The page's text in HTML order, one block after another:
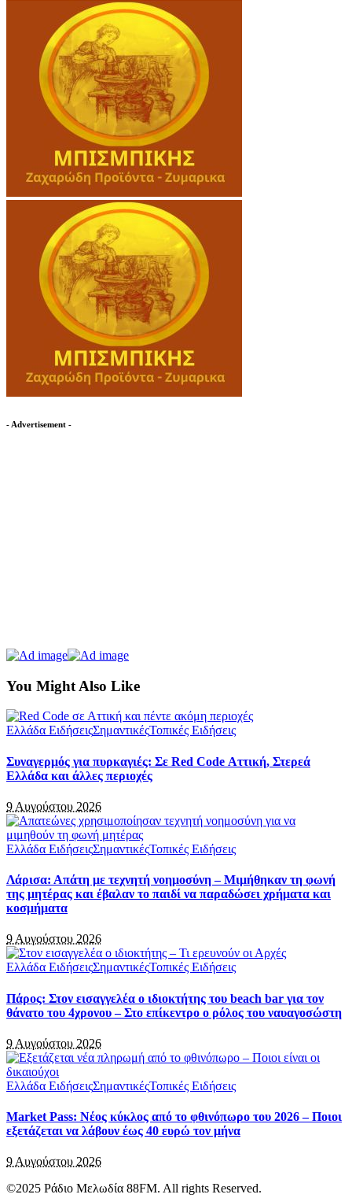
- Advertisement -
You Might Also Like
Ελλάδα ΕιδήσειςΣημαντικέςΤοπικές Ειδήσεις
Συναγερμός για πυρκαγιές: Σε Red Code Αττική, Στερεά
Ελλάδα και άλλες περιοχές
9 Αυγούστου 2026
Ελλάδα ΕιδήσειςΣημαντικέςΤοπικές Ειδήσεις
Λάρισα: Απάτη με τεχνητή νοημοσύνη – Μιμήθηκαν τη φωνή
της μητέρας και έβαλαν το παιδί να παραδώσει χρήματα και
κοσμήματα
9 Αυγούστου 2026
Ελλάδα ΕιδήσειςΣημαντικέςΤοπικές Ειδήσεις
Πάρος: Στον εισαγγελέα ο ιδιοκτήτης του beach bar για τον
θάνατο του 4χρονου – Στο επίκεντρο ο ρόλος του ναυαγοσώστη
9 Αυγούστου 2026
Ελλάδα ΕιδήσειςΣημαντικέςΤοπικές Ειδήσεις
Market Pass: Νέος κύκλος από το φθινόπωρο του 2026 – Ποιοι
εξετάζεται να λάβουν έως 40 ευρώ τον μήνα
9 Αυγούστου 2026
©2025 Ράδιο Μελωδία 88FM. All rights Reserved.